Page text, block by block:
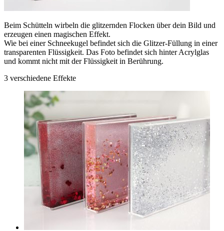
Beim Schütteln wirbeln die glitzernden Flocken über dein Bild und
erzeugen einen magischen Effekt.
Wie bei einer Schneekugel befindet sich die Glitzer-Füllung in einer
transparenten Flüssigkeit. Das Foto befindet sich hinter Acrylglas
und kommt nicht mit der Flüssigkeit in Berührung.
3 verschiedene Effekte